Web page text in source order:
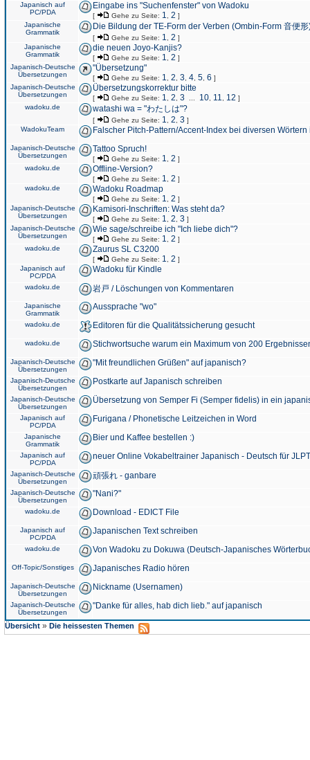
Japanisch auf
PC/PDA
Eingabe ins "Suchenfenster" von Wadoku
[ Gehe zu Seite: 1 2 ]
Japanische
Grammatik
Die Bildung der TE-Form der Verben (Ombin-Form 音便形
[ Gehe zu Seite: 1 2 ]
Japanische
Grammatik
die neuen Joyo-Kanjis?
[ Gehe zu Seite: 1 2 ]
Japanisch-Deutsche
Übersetzungen
"Übersetzung"
[ Gehe zu Seite: 1 2 3 4 5 6 ]
Japanisch-Deutsche
Übersetzungen
Übersetzungskorrektur bitte
[ Gehe zu Seite: 1 2 3 10 11 12 ]
wadoku.de
watashi wa = "わたしは"?
[ Gehe zu Seite: 1 2 3 ]
WadokuTeam
Falscher Pitch-Pattern/Accent-Index bei diversen
Japanisch-Deutsche
Übersetzungen
Tattoo Spruch!
[ Gehe zu Seite: 1 2 ]
wadoku.de
Offline-Version?
[ Gehe zu Seite: 1 2 ]
wadoku.de
Wadoku Roadmap
[ Gehe zu Seite: 1 2 ]
Japanisch-Deutsche
Übersetzungen
Kamisori-Inschriften: Was steht da?
[ Gehe zu Seite: 1 2 3 ]
Japanisch-Deutsche
Übersetzungen
Wie sage/schreibe ich "Ich liebe dich"?
[ Gehe zu Seite: 1 2 ]
wadoku.de
Zaurus SL C3200
[ Gehe zu Seite: 1 2 ]
Japanisch auf
PC/PDA
Wadoku für Kindle
wadoku.de 岩戸 / Löschungen von Kommentaren
Japanische
Grammatik
Aussprache "wo"
wadoku.de Editoren für die Qualitätssicherung gesucht
wadoku.de Stichwortsuche warum ein Maximum von 200
Japanisch-Deutsche
Übersetzungen
"Mit freundlichen Grüßen" auf japanisch?
Japanisch-Deutsche
Übersetzungen
Postkarte auf Japanisch schreiben
Japanisch-Deutsche
Übersetzungen
Übersetzung von Semper Fi (Semper fidelis) in ein
Japanisch auf
PC/PDA
Furigana / Phonetische Leitzeichen in Word
Japanische
Grammatik
Bier und Kaffee bestellen :)
Japanisch auf
PC/PDA
neuer Online Vokabeltrainer Japanisch - Deutsch für
Japanisch-Deutsche
Übersetzungen
頑張れ - ganbare
Japanisch-Deutsche
Übersetzungen
"Nani?"
wadoku.de Download - EDICT File
Japanisch auf
PC/PDA
Japanischen Text schreiben
wadoku.de Von Wadoku zu Dokuwa (Deutsch-Japanisches
Off-Topic/Sonstiges Japanisches Radio hören
Japanisch-Deutsche
Übersetzungen
Nickname (Usernamen)
Japanisch-Deutsche
Übersetzungen
"Danke für alles, hab dich lieb." auf japanisch
Übersicht » Die heissesten Themen